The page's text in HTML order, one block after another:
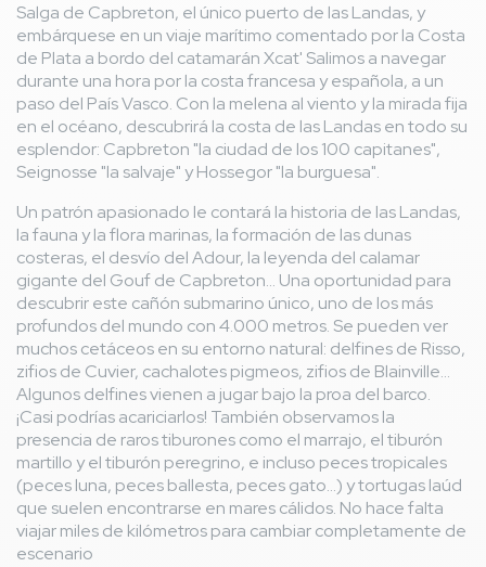
Salga de Capbreton, el único puerto de las Landas, y
embárquese en un viaje marítimo comentado por la Costa
de Plata a bordo del catamarán Xcat' Salimos a navegar
durante una hora por la costa francesa y española, a un
paso del País Vasco. Con la melena al viento y la mirada fija
en el océano, descubrirá la costa de las Landas en todo su
esplendor: Capbreton "la ciudad de los 100 capitanes",
Seignosse "la salvaje" y Hossegor "la burguesa".
Un patrón apasionado le contará la historia de las Landas,
la fauna y la flora marinas, la formación de las dunas
costeras, el desvío del Adour, la leyenda del calamar
gigante del Gouf de Capbreton... Una oportunidad para
descubrir este cañón submarino único, uno de los más
profundos del mundo con 4.000 metros. Se pueden ver
muchos cetáceos en su entorno natural: delfines de Risso,
zifios de Cuvier, cachalotes pigmeos, zifios de Blainville...
Algunos delfines vienen a jugar bajo la proa del barco.
¡Casi podrías acariciarlos! También observamos la
presencia de raros tiburones como el marrajo, el tiburón
martillo y el tiburón peregrino, e incluso peces tropicales
(peces luna, peces ballesta, peces gato...) y tortugas laúd
que suelen encontrarse en mares cálidos. No hace falta
viajar miles de kilómetros para cambiar completamente de
escenario